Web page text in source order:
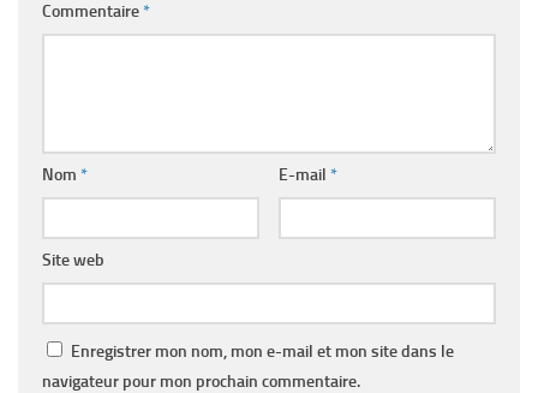
Commentaire*
Nom * E-mail *
Site web
Enregistrer mon nom, mon e-mail et mon site dans le
navigateur pour mon prochain commentaire.